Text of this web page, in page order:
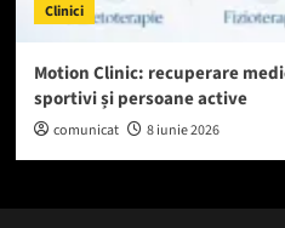
Clinici
Motion Clinic: recuperare
sportivi și persoane active
comunicat 8 iunie 2026